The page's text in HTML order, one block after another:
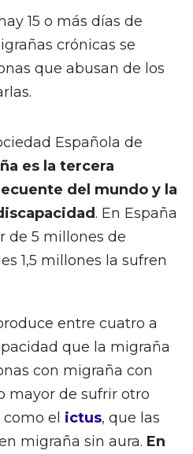
15 o más días de
crónicas se
que abusan de los
Española de
es la tercera
del mundo y la
. En España
de 5 millones de
1,5 millones la sufren
entre cuatro a
que la migraña
con migraña con
mayor de sufrir otro
el ictus, que las
migraña sin aura. En